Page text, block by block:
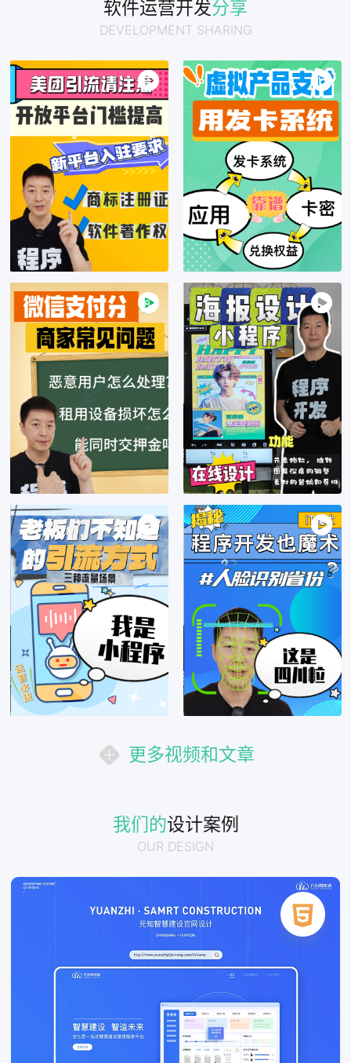
软件运营开发分享
DEVELOPMENT SHARING
更多视频和文章
我们的设计案例
OUR DESIGN